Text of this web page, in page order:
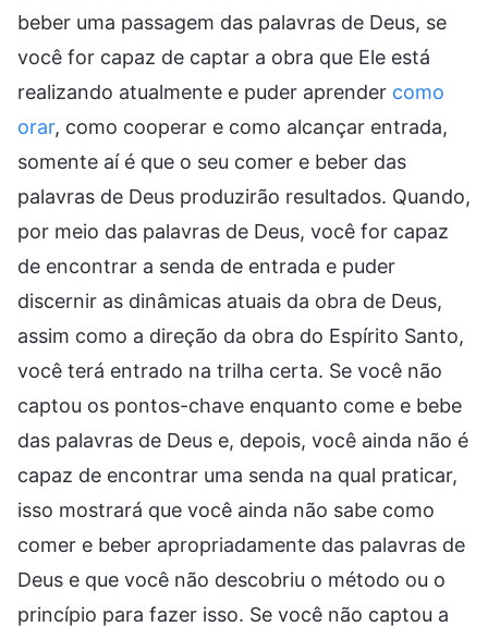
beber uma passagem das palavras de Deus, se
você for capaz de captar a obra que Ele está
realizando atualmente e puder aprender como
orar, como cooperar e como alcançar entrada,
somente aí é que o seu comer e beber das
palavras de Deus produzirão resultados. Quando,
por meio das palavras de Deus, você for capaz
de encontrar a senda de entrada e puder
discernir as dinâmicas atuais da obra de Deus,
assim como a direção da obra do Espírito Santo,
você terá entrado na trilha certa. Se você não
captou os pontos-chave enquanto come e bebe
das palavras de Deus e, depois, você ainda não é
capaz de encontrar uma senda na qual praticar,
isso mostrará que você ainda não sabe como
comer e beber apropriadamente das palavras de
Deus e que você não descobriu o método ou o
princípio para fazer isso. Se você não captou a